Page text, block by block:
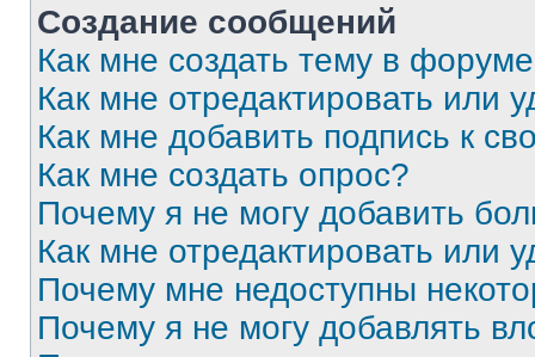
Создание сообщений
Как мне создать тему в
Как мне отредактировать или
Как мне добавить подпись к
Как мне создать опрос?
Почему я не могу добавить
Как мне отредактировать или
Почему мне недоступны
Почему я не могу добавлять